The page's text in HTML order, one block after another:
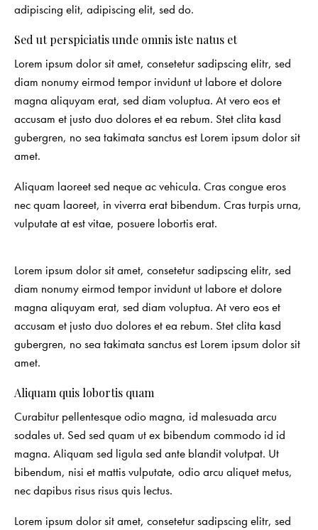
adipiscing elit, adipiscing elit, sed do.
Sed ut perspiciatis unde omnis iste natus et
Lorem ipsum dolor sit amet, consetetur sadipscing elitr, sed
diam nonumy eirmod tempor invidunt ut labore et dolore
magna aliquyam erat, sed diam voluptua. At vero eos et
accusam et justo duo dolores et ea rebum. Stet clita kasd
gubergren, no sea takimata sanctus est Lorem ipsum dolor sit
amet.
Aliquam laoreet sed neque ac vehicula. Cras congue eros
nec quam laoreet, in viverra erat bibendum. Cras turpis urna,
vulputate at est vitae, posuere lobortis erat.
Lorem ipsum dolor sit amet, consetetur sadipscing elitr, sed
diam nonumy eirmod tempor invidunt ut labore et dolore
magna aliquyam erat, sed diam voluptua. At vero eos et
accusam et justo duo dolores et ea rebum. Stet clita kasd
gubergren, no sea takimata sanctus est Lorem ipsum dolor sit
amet.
Aliquam quis lobortis quam
Curabitur pellentesque odio magna, id malesuada arcu
sodales ut. Sed sed quam ut ex bibendum commodo id id
magna. Aliquam sed ligula sed ante blandit volutpat. Ut
bibendum, nisi et mattis vulputate, odio arcu aliquet metus,
nec dapibus risus risus quis lectus.
Lorem ipsum dolor sit amet, consetetur sadipscing elitr, sed